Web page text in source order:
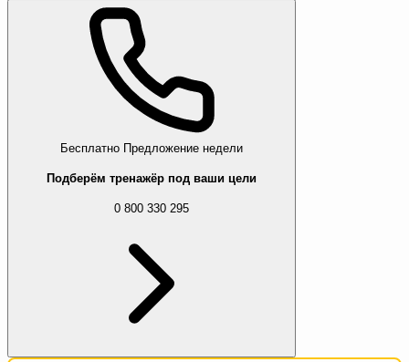
Бесплатно Предложение недели
Подберём тренажёр под ваши цели
0 800 330 295